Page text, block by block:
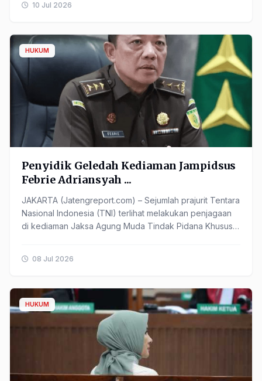
10 Jul 2026
HUKUM
Penyidik Geledah Kediaman Jampidsus
Febrie Adriansyah ...
JAKARTA (Jatengreport.com) – Sejumlah prajurit Tentara
Nasional Indonesia (TNI) terlihat melakukan penjagaan
di kediaman Jaksa Agung Muda Tindak Pidana Khusus
08 Jul 2026
HUKUM